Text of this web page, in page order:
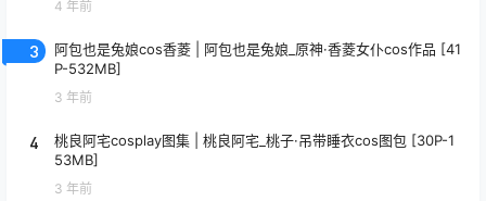
4 年前
3
阿包也是兔娘cos香菱 | 阿包也是兔娘_原神·香菱女仆cos作品 [41
P-532MB]
3 年前
4
桃良阿宅cosplay图集 | 桃良阿宅_桃子·吊带睡衣cos图包 [30P-1
53MB]
3 年前